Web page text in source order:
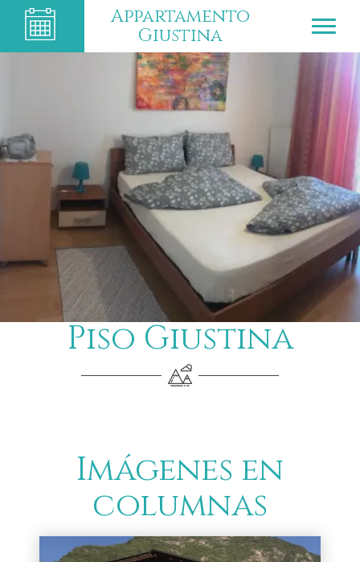
Appartamento
Giustina
Piso Giustina
Imágenes en
columnas